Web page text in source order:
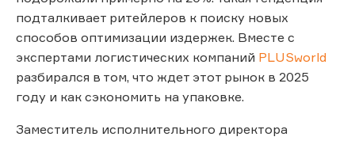
подталкивает ритейлеров к поиску новых
способов оптимизации издержек. Вместе с
экспертами логистических компаний PLUSworld
разбирался в том, что ждет этот рынок в 2025
году и как сэкономить на упаковке.
Заместитель исполнительного директора